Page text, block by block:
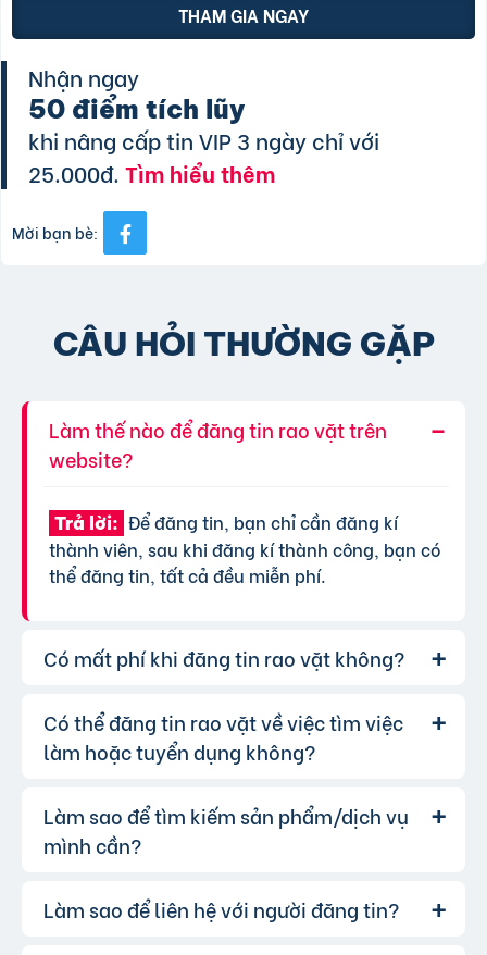
THAM GIA NGAY
Nhận ngay
50 điểm tích lũy
khi nâng cấp tin VIP 3 ngày chỉ với
25.000đ.Tìm hiểu thêm
Mời bạn bè:
CÂU HỎI THƯỜNG GẶP
Làm thế nào để đăng tin rao vặt trên
website?
Trả lời: Để đăng tin, bạn chỉ cần đăng kí
thành viên, sau khi đăng kí thành công, bạn có
thể đăng tin, tất cả đều miễn phí.
Có mất phí khi đăng tin rao vặt không?
Trả lời: Chúng tôi cung cấp gói đăng tin miễn
phí cơ bản cho tất cả người dùng. Tuy nhiên, để
thị, bạn có thể lựa chọn các gói dịch vụ nâng
cấp với chi phí hợp lý, xem thêmphí dịch vụ tin
VIP.
Có thể đăng tin rao vặt về việc tìm việc
làm hoặc tuyển dụng không?
Trả lời: Hoàn toàn có thể. Website của chúng
tôi hỗ trợ đăng tin tuyển dụng và tìm việc làm.
đủ thông tin.
Làm sao để tìm kiếm sản phẩm/dịch vụ
mình cần?
Trả lời: Bạn có thể sử dụng công cụ tìm kiếm
Làm sao để liên hệ với người đăng tin?